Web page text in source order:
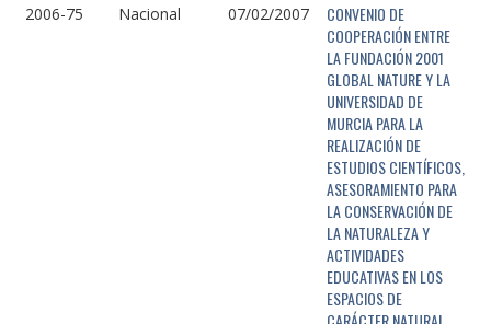
2006-75 Nacional 07/02/2007
CONVENIO DE
COOPERACIÓN ENTRE
LA FUNDACIÓN 2001
GLOBAL NATURE Y LA
UNIVERSIDAD DE
MURCIA PARA LA
REALIZACIÓN DE
ESTUDIOS CIENTÍFICOS,
ASESORAMIENTO PARA
LA CONSERVACIÓN DE
LA NATURALEZA Y
ACTIVIDADES
EDUCATIVAS EN LOS
ESPACIOS DE